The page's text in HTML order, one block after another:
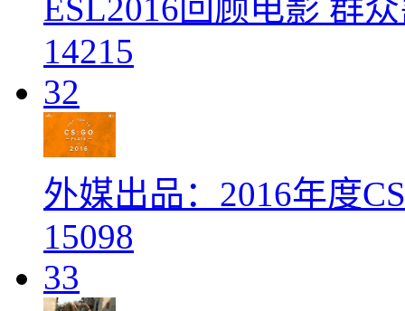
ESL2016回顾电影 群
14215
32
外媒出品：2016年度
15098
33